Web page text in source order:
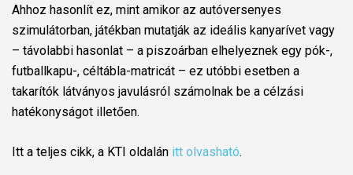
Ahhoz hasonlít ez, mint amikor az autóversenyes
szimulátorban, játékban mutatják az ideális kanyarívet vagy
– távolabbi hasonlat – a piszoárban elhelyeznek egy pók-,
futballkapu-, céltábla-matricát – ez utóbbi esetben a
takarítók látványos javulásról számolnak be a célzási
hatékonyságot illetően.
Itt a teljes cikk, a KTI oldalán itt olvasható.